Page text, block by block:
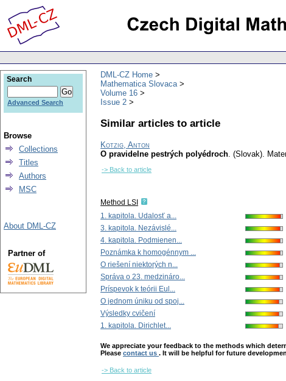
DML-CZ Home
Mathematica Slovaca
Volume 16
Issue 2
Similar articles to article
Kotzig, Anton
O pravidelne pestrých polyédroch. (Slovak).
-> Back to article
Method LSI
1. kapitola. Udalosť a...
3. kapitola. Nezávislé...
4. kapitola. Podmienen...
Poznámka k homogénnym ...
O riešení niektorých n...
Správa o 23. medzináro...
Príspevok k teórii Eul...
O jednom úniku od spoj...
Výsledky cvičení
1. kapitola. Dirichlet...
We appreciate your feedback to the methods which
Please contact us . It will be helpful for future
-> Back to article
Search
Advanced Search
Browse
Collections
Titles
Authors
MSC
About DML-CZ
Partner of